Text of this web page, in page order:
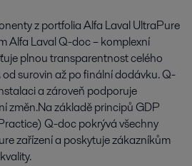
z portfolia Alfa Laval UltraPure
Alfa Laval Q-doc – komplexní
plnou transparentnost celého
surovin až po finální dodávku. Q-
a zároveň podporuje
změn.Na základě principů GDP
Q-doc pokrývá všechny
zařízení a poskytuje zákazníkům